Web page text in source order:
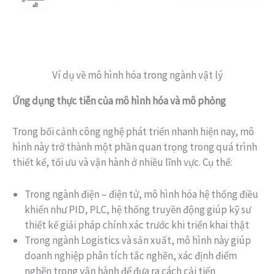
Ví dụ về mô hình hóa trong ngành vật lý
Ứng dụng thực tiễn của mô hình hóa và mô phỏng
Trong bối cảnh công nghệ phát triển nhanh hiện nay, mô
hình này trở thành một phần quan trọng trong quá trình
thiết kế, tối ưu và vận hành ở nhiều lĩnh vực. Cụ thể:
Trong ngành điện – điện tử, mô hình hóa hệ thống điều
khiển như PID, PLC, hệ thống truyền động giúp kỹ sư
thiết kế giải pháp chính xác trước khi triển khai thật
Trong ngành Logistics và sản xuất, mô hình này giúp
doanh nghiệp phân tích tắc nghẽn, xác định điểm
nghẽn trong vận hành để đưa ra cách cải tiến